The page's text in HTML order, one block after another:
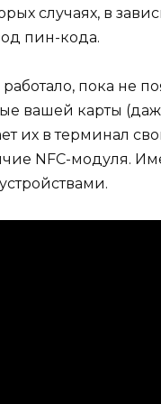
случаях, в
пин-кода.
пока не
вашей карты
их в терминал
NFC-модуля.